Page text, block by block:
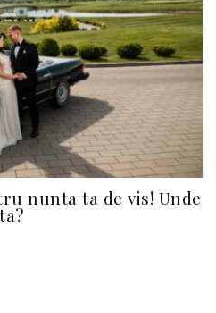
nunta ta de vis! Unde